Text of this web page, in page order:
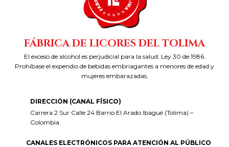
FÁBRICA DE LICORES DEL TOLIMA
El exceso de alcohol es perjudicial para la salud. Ley 30 de 1986.
Prohíbase el expendio de bebidas embriagantes a menores de edad y
mujeres embarazadas.
DIRECCIÓN (CANAL FÍSICO)
Carrera 2 Sur Calle 24 Barrio El Arado Ibagué (Tolima) –
Colombia
CANALES ELECTRÓNICOS PARA ATENCIÓN AL PÚBLICO